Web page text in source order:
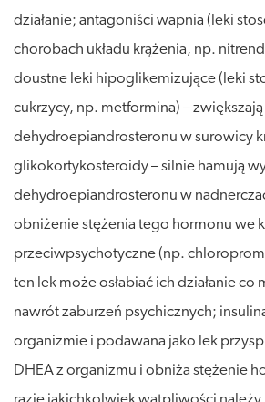
działanie; antagoniści wapnia (leki
chorobach układu krążenia, np.
doustne leki hipoglikemizujące (leki
cukrzycy, np. metformina) –
dehydroepiandrosteronu w surowicy
glikokortykosteroidy – silnie hamują
dehydroepiandrosteronu w
obniżenie stężenia tego hormonu we
przeciwpsychotyczne (np.
ten lek może osłabiać ich działanie
nawrót zaburzeń psychicznych;
organizmie i podawana jako lek
DHEA z organizmu i obniża stężenie